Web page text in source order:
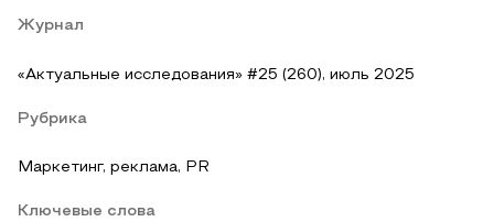
Журнал
«Актуальные исследования» #25 (260), июль 2025
Рубрика
Маркетинг, реклама, PR
Ключевые слова